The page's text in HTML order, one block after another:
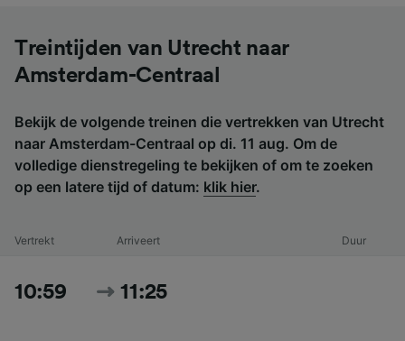
Treintijden van Utrecht naar
Amsterdam-Centraal
Bekijk de volgende treinen die vertrekken van Utrecht
naar Amsterdam-Centraal op di. 11 aug. Om de
volledige dienstregeling te bekijken of om te zoeken
op een latere tijd of datum: klik hier.
Vertrekt Arriveert Duur
10:59 11:25